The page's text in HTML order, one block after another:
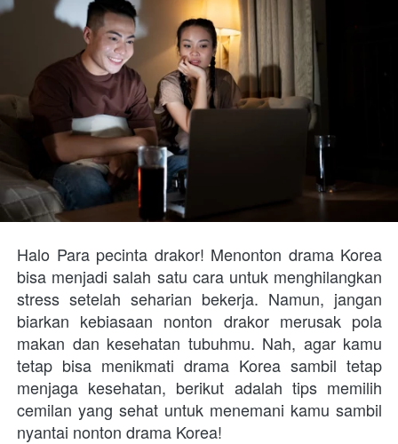
Halo Para pecinta drakor! Menonton drama Korea
bisa menjadi salah satu cara untuk menghilangkan
stress setelah seharian bekerja. Namun, jangan
biarkan kebiasaan nonton drakor merusak pola
makan dan kesehatan tubuhmu. Nah, agar kamu
tetap bisa menikmati drama Korea sambil tetap
menjaga kesehatan, berikut adalah tips memilih
cemilan yang sehat untuk menemani kamu sambil
nyantai nonton drama Korea!